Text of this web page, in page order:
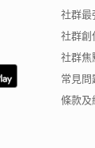
社群最
社群創
社群焦
常見問
條款及